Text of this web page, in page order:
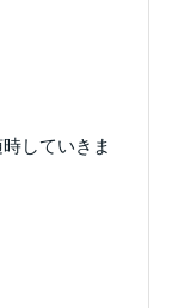
していきま